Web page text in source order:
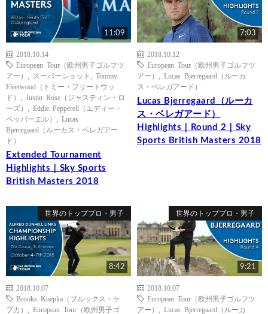
11:09
2018.10.14
European Tour（欧州男子ゴルフツ
アー）
スーパーショット
Tommy
Fleetwood（トミー・フリートウッ
ド）
Justin Rose（ジャスティン・ロ
ーズ）
Eddie Pepperell（エディー・
ペッパーエル）
Lucas
Bjerregaard（ルーカス・ベレガアー
ド）
Extended Tournament
Highlights｜Sky Sports
British Masters 2018
7:03
2018.10.12
European Tour（欧州男子ゴルフツ
アー）
Lucas Bjerregaard（ルーカ
ス・ベレガアード）
Lucas Bjerregaard（ルーカ
ス・ベレガアード）
Highlights｜Round 2｜Sky
Sports British Masters 2018
世界のトッププロ・男子
8:42
2018.10.07
Brooks Koepka（ブルックス・ケ
プカ）
European Tour（欧州男子ゴ
世界のトッププロ・男子
9:21
2018.10.07
European Tour（欧州男子ゴルフツ
アー）
Lucas Bjerregaard（ルーカ